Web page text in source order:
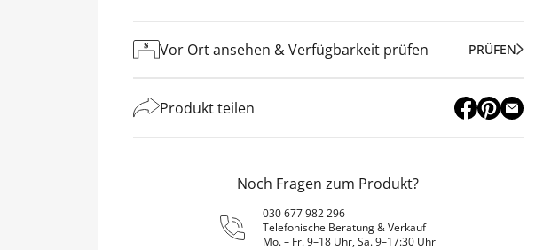
Vor Ort ansehen & Verfügbarkeit prüfen PRÜFEN
Produkt teilen
Noch Fragen zum Produkt?
030 677 982 296
Telefonische Beratung & Verkauf
Mo. – Fr. 9–18 Uhr, Sa. 9–17:30 Uhr